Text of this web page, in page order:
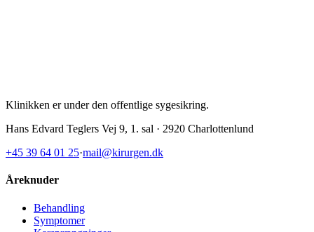
Klinikken er under den offentlige sygesikring.
Hans Edvard Teglers Vej 9, 1. sal · 2920 Charlottenlund
+45 39 64 01 25·mail@kirurgen.dk
Åreknuder
Behandling
Symptomer